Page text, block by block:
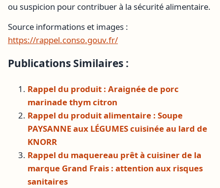
ou suspicion pour contribuer à la sécurité alimentaire.
Source informations et images :
https://rappel.conso.gouv.fr/
Publications Similaires :
Rappel du produit : Araignée de porc
marinade thym citron
Rappel du produit alimentaire : Soupe
PAYSANNE aux LÉGUMES cuisinée au lard de
KNORR
Rappel du maquereau prêt à cuisiner de la
marque Grand Frais : attention aux risques
sanitaires